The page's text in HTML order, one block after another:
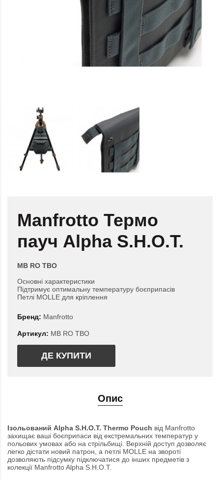
Manfrotto Термо
пауч Alpha S.H.O.T.
MB RO TBO
Основні характеристики
Підтримує оптимальну температуру боєприпасів
Петлі MOLLE для кріплення
Бренд: Manfrotto
Артикул: MB RO TBO
ДЕ КУПИТИ
Опис
Ізольований Alpha S.H.O.T. Thermo Pouch від Manfrotto
захищає ваші боєприпаси від екстремальних температур у
польових умовах або на стрільбищі. Верхній доступ дозволяє
легко дістати новий патрон, а петлі MOLLE на звороті
дозволяють підсумку підключатися до інших предметів з
колекції Manfrotto Alpha S.H.O.T.